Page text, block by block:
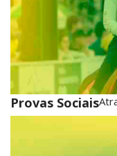
Provas Sociais